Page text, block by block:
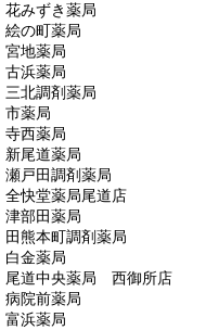
花みずき薬局
絵の町薬局
宮地薬局
古浜薬局
三北調剤薬局
市薬局
寺西薬局
新尾道薬局
瀬戸田調剤薬局
全快堂薬局尾道店
津部田薬局
田熊本町調剤薬局
白金薬局
尾道中央薬局 西御所店
病院前薬局
富浜薬局